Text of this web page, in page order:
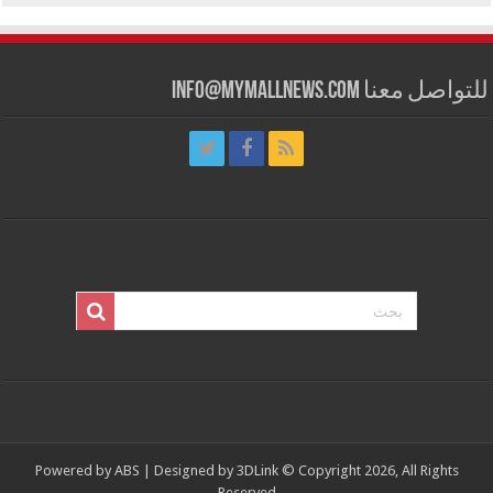
للتواصل معنا info@mymallnews.com
Powered by ABS | Designed by 3DLink© Copyright 2026, All Rights